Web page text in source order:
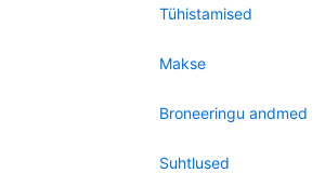
Tühistamised
Makse
Broneeringu andmed
Suhtlused